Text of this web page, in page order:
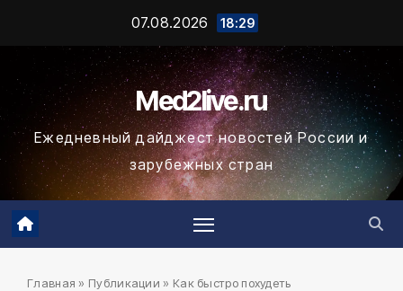
содержимому
07.08.2026 18:29
Med2live.ru
Ежедневный дайджест новостей России и
зарубежных стран
Главная » Публикации » Как быстро похудеть